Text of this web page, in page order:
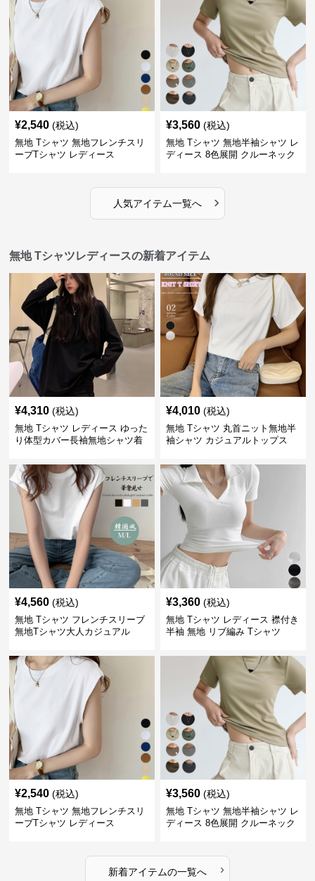
¥2,540 (税込)
無地 Tシャツ 無地フレンチスリ
ーブTシャツ レディース
¥3,560 (税込)
無地 Tシャツ 無地半袖シャツ レ
ディース 8色展開 クルーネック
人気アイテム一覧へ ›
無地 Tシャツレディースの新着アイテム
¥4,310 (税込)
無地 Tシャツ レディース ゆった
り体型カバー長袖無地シャツ着
¥4,010 (税込)
無地 Tシャツ 丸首ニット無地半
袖シャツ カジュアルトップス
¥4,560 (税込)
無地 Tシャツ フレンチスリーブ
無地Tシャツ大人カジュアル
¥3,360 (税込)
無地 Tシャツ レディース 襟付き
半袖 無地 リブ編み Tシャツ
¥2,540 (税込)
無地 Tシャツ 無地フレンチスリ
ーブTシャツ レディース
¥3,560 (税込)
無地 Tシャツ 無地半袖シャツ レ
ディース 8色展開 クルーネック
新着アイテムの一覧へ ›